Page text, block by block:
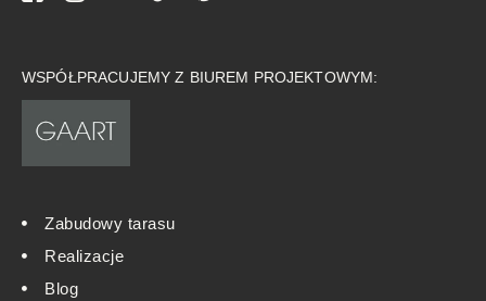
WSPÓŁPRACUJEMY Z BIUREM PROJEKTOWYM:
Zabudowy tarasu
Realizacje
Blog